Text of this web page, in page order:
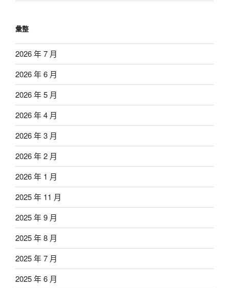
彙整
2026 年 7 月
2026 年 6 月
2026 年 5 月
2026 年 4 月
2026 年 3 月
2026 年 2 月
2026 年 1 月
2025 年 11 月
2025 年 9 月
2025 年 8 月
2025 年 7 月
2025 年 6 月